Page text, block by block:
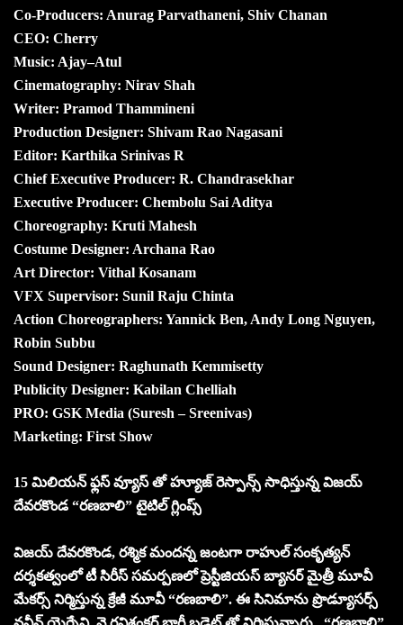
Co-Producers: Anurag Parvathaneni, Shiv Chanan
CEO: Cherry
Music: Ajay–Atul
Cinematography: Nirav Shah
Writer: Pramod Thammineni
Production Designer: Shivam Rao Nagasani
Editor: Karthika Srinivas R
Chief Executive Producer: R. Chandrasekhar
Executive Producer: Chembolu Sai Aditya
Choreography: Kruti Mahesh
Costume Designer: Archana Rao
Art Director: Vithal Kosanam
VFX Supervisor: Sunil Raju Chinta
Action Choreographers: Yannick Ben, Andy Long Nguyen,
Robin Subbu
Sound Designer: Raghunath Kemmisetty
Publicity Designer: Kabilan Chelliah
PRO: GSK Media (Suresh – Sreenivas)
Marketing: First Show
15 మిలియన్ ఫ్లస్ వ్యూస్ తో హ్యూజ్ రెస్పాన్స్ సాధిస్తున్న విజయ్
దేవరకొండ “రణబాలి” టైటిల్ గ్లింప్స్
విజయ్ దేవరకొండ, రశ్మిక మందన్న జంటగా రాహుల్ సంకృత్యన్
దర్శకత్వంలో టీ సిరీస్ సమర్పణలో ప్రెస్టీజియస్ బ్యానర్ మైత్రీ మూవీ
మేకర్స్ నిర్మిస్తున్న క్రేజీ మూవీ “రణబాలి”. ఈ సినిమాను ప్రొడ్యూసర్స్